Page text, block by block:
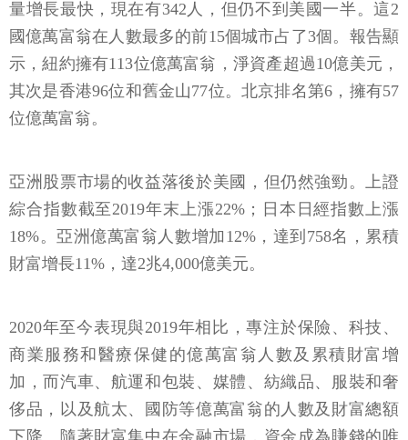
量增長最快，現在有342人，但仍不到美國一半。這2
國億萬富翁在人數最多的前15個城市占了3個。報告顯
示，紐約擁有113位億萬富翁，淨資產超過10億美元，
其次是香港96位和舊金山77位。北京排名第6，擁有57
位億萬富翁。
亞洲股票市場的收益落後於美國，但仍然強勁。上證
綜合指數截至2019年末上漲22%；日本日經指數上漲
18%。亞洲億萬富翁人數增加12%，達到758名，累積
財富增長11%，達2兆4,000億美元。
2020年至今表現與2019年相比，專注於保險、科技、
商業服務和醫療保健的億萬富翁人數及累積財富增
加，而汽車、航運和包裝、媒體、紡織品、服裝和奢
侈品，以及航太、國防等億萬富翁的人數及財富總額
下降。隨著財富集中在金融市場，資金成為賺錢的唯